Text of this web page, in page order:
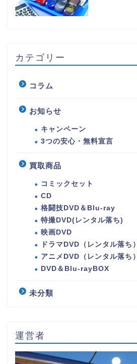
カテゴリー
コラム
お知らせ
キャンペーン
3つの安心・無料宣言
買取商品
コミックセット
CD
格闘技DVD＆Blu-ray
特撮DVD(レンタル落ち)
映画DVD
ドラマDVD（レンタル落ち）
アニメDVD（レンタル落ち）
DVD＆Blu-rayBOX
未分類
運営者